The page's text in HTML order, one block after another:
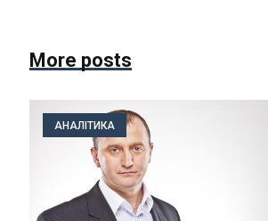
More posts
АНАЛІТИКА